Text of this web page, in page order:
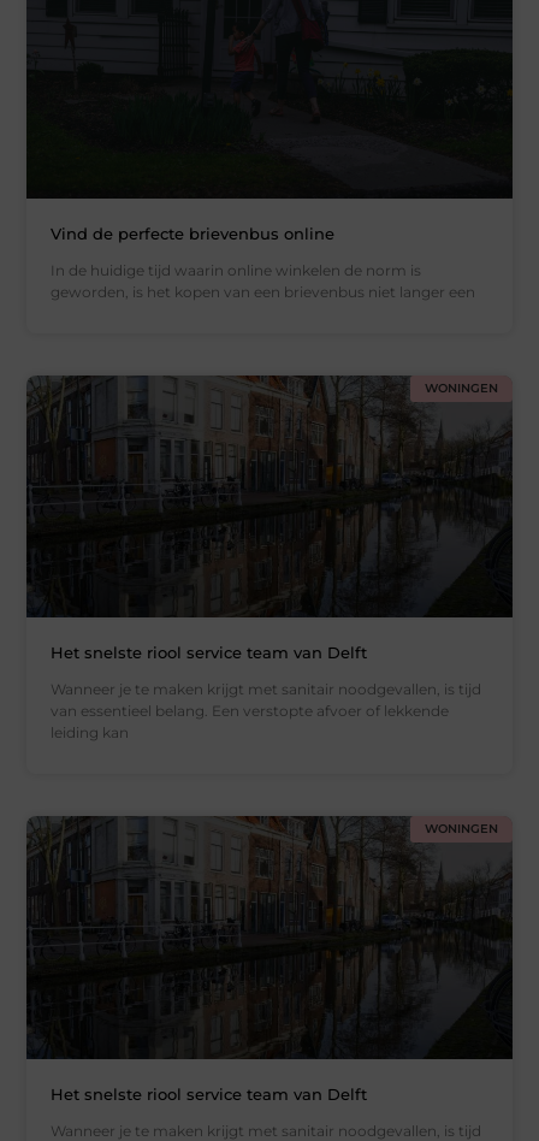
Vind de perfecte brievenbus online
In de huidige tijd waarin online winkelen de norm is
geworden, is het kopen van een brievenbus niet langer een
WONINGEN
Het snelste riool service team van Delft
Wanneer je te maken krijgt met sanitair noodgevallen, is tijd
van essentieel belang. Een verstopte afvoer of lekkende
leiding kan
WONINGEN
Het snelste riool service team van Delft
Wanneer je te maken krijgt met sanitair noodgevallen, is tijd